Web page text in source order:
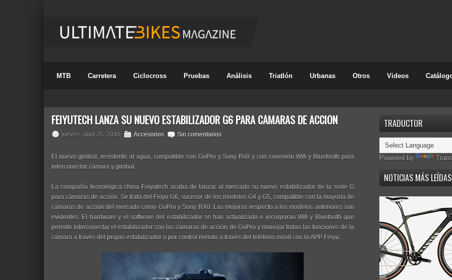
MTB Carretera Ciclocross Pruebas Análisis Triatlón Urbanas Otros Videos
FEIYUTECH LANZA SU NUEVO ESTABILIZADOR G6 PARA CÁMARAS DE ACCIÓN
jueves, abril 26, 2018 Accesorios Sin comentarios
El nuevo gimbal, resistente al agua, compatible con GoPro y Sony Rx0 y con conexión Wifi y Bluetooth para
interconectar cámara y gimbal.
La compañía tecnológica china Feiyutech acaba de lanzar al mercado su nuevo estabilizador de la serie G
para cámaras de acción. Se trata del Feiyu G6, sucesor de los modelos G4 y G5, compatible con la mayoría de
cámaras de acción del mercado como GoPro y Sony RX0. Las mejoras respecto a los modelos anteriores son
evidentes. El hardware y el software del estabilizador se han actualizado e incorporan Wifi y Bluetooth que
permite interconectar el estabilizador con las cámaras de acción de GoPro y manejar todas las funciones de la
cámara a través del propio estabilizador o por control remoto a través del teléfono móvil con la APP Feiyu.
TRADUCTOR
Powered by
NOTICIAS MÁS LEÍDAS